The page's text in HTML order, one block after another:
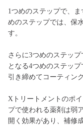
1つめのステップで、
めのステップでは、保
す。
さらに3つめのステッ
となる4つめのステッ
引き締めてコーティン
Xトリートメントのポ
プで使われる薬剤は弱
開く効果があり、補修